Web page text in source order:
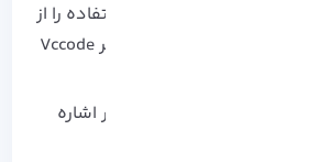
ها و فولدر های غیر قابل استفاده را از
پروژه نهایی خود حذف کنید. این تفاوت ویرایشگر Vccode
می باشد.
می توان به موارد زیر اشاره